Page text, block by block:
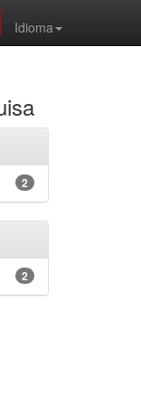
Idioma
2
2